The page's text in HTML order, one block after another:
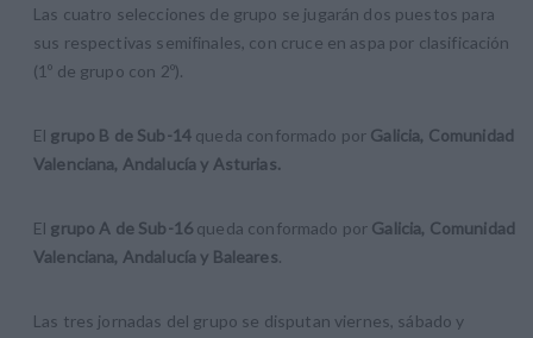
Las cuatro selecciones de grupo se jugarán dos puestos para
sus respectivas semifinales, con cruce en aspa por clasificación
(1º de grupo con 2º).
El grupo B de Sub-14 queda conformado por Galicia, Comunidad
Valenciana, Andalucía y Asturias.
El grupo A de Sub-16 queda conformado por Galicia, Comunidad
Valenciana, Andalucía y Baleares.
Las tres jornadas del grupo se disputan viernes, sábado y